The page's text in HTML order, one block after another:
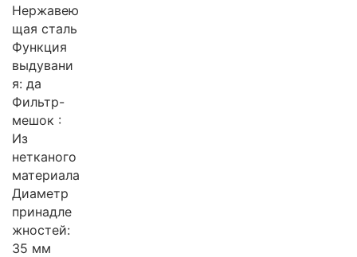
Нержавею
щая сталь
Функция
выдувани
я: да
Фильтр-
мешок :
Из
нетканого
материала
Диаметр
принадле
жностей:
35 мм